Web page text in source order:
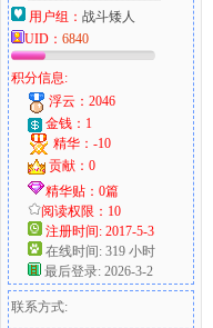
爱
好
用户组： 战斗矮人
UID： 6840
积分信息:
浮云：2046
金钱：1
精华：-10
贡献：0
精华贴：0篇
阅读权限：10
注册时间: 2017-5-3
在线时间: 319 小时
最后登录: 2026-3-2
联系方式: